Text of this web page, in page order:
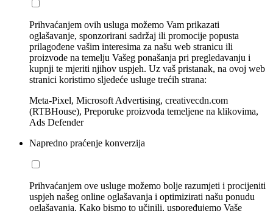
Prihvaćanjem ovih usluga možemo Vam prikazati
oglašavanje, sponzorirani sadržaj ili promocije popusta
prilagođene vašim interesima za našu web stranicu ili
proizvode na temelju Vašeg ponašanja pri pregledavanju i
kupnji te mjeriti njihov uspjeh. Uz vaš pristanak, na ovoj web
stranici koristimo sljedeće usluge trećih strana:
Meta-Pixel, Microsoft Advertising, creativecdn.com
(RTBHouse), Preporuke proizvoda temeljene na klikovima,
Ads Defender
Napredno praćenje konverzija
Prihvaćanjem ove usluge možemo bolje razumjeti i procijeniti
uspjeh našeg online oglašavanja i optimizirati našu ponudu
oglašavanja. Kako bismo to učinili, uspoređujemo Vaše